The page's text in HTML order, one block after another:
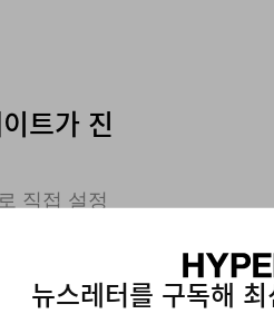
트가 진
직접 설정
뉴스레터를 구독해